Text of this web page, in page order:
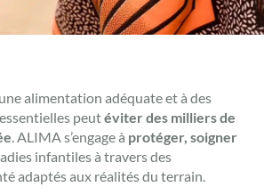
une alimentation adéquate et à des
peutéviter des milliers de
. ALIMA s’engage à protéger, soigner
infantiles à travers des
adaptés aux réalités du terrain.